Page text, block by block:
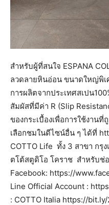
สำหรับผู้ที่สนใจ ESPANA
ลวดลายหินอ่อน ขนาดใหญ่พิเ
การผลิตจากประเทศสเปน
สัมผัสที่มีค่า R (Slip
ของกระเบื้องเพื่อการใช้งาน
เลือกชมในดีไซน์อื่น ๆ ได้ที่
COTTO Life ทั้ง 3 สาขา ก
ตโต้สตูดิโอ โคราช สำหรับช่
Facebook: https://
Line Official Account :
: COTTO Italia https://bit.ly/